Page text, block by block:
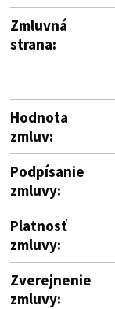
Zmluvná
strana:
Hodnota
zmluv:
Podpísanie
zmluvy:
Platnosť
zmluvy:
Zverejnenie
zmluvy: